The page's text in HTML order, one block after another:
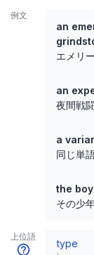
例文
an
エメリ
an
夜間戦
a
同じ単
the
その少
上位語
type